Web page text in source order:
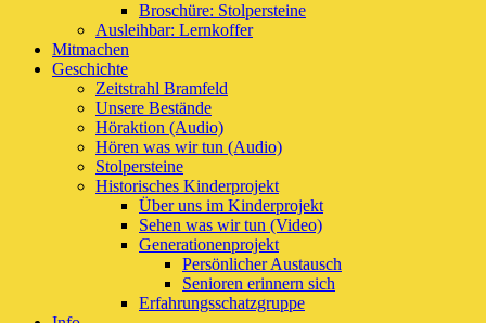
Broschüre: Stolpersteine
Ausleihbar: Lernkoffer
Mitmachen
Geschichte
Zeitstrahl Bramfeld
Unsere Bestände
Höraktion (Audio)
Hören was wir tun (Audio)
Stolpersteine
Historisches Kinderprojekt
Über uns im Kinderprojekt
Sehen was wir tun (Video)
Generationenprojekt
Persönlicher Austausch
Senioren erinnern sich
Erfahrungsschatzgruppe